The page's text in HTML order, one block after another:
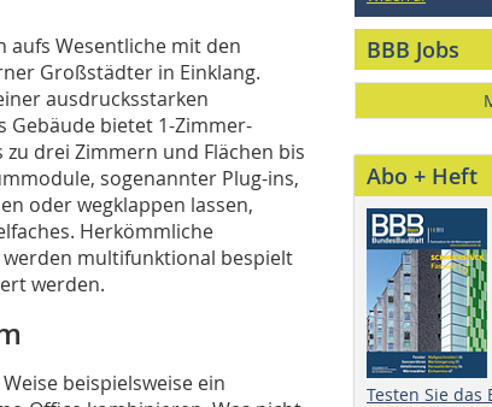
Wesentliche mit den
Großstädter in Einklang.
ausdrucksstarken
Gebäude bietet 1-Zimmer-
drei Zimmern und Flächen bis
sogenannter Plug-ins,
oder wegklappen lassen,
Herkömmliche
multifunktional bespielt
werden.
beispielsweise ein
BBB Jobs
Abo + Heft
Testen Sie das